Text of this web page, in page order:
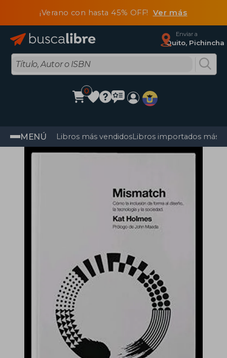
¡Verano con hasta 45% OFF! Ver más
Enviar a
Quito, Pichincha
0
MENÚ Libros más vendidosLibros importados más